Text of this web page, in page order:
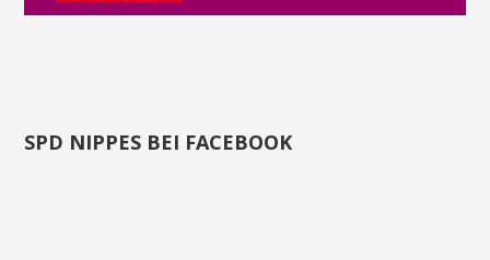
SPD NIPPES BEI FACEBOOK